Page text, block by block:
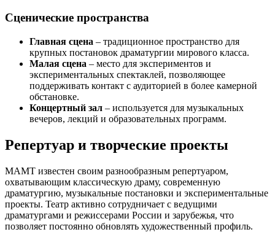
Сценические пространства
Главная сцена – традиционное пространство для
крупных постановок драматургии мирового класса.
Малая сцена – место для экспериментов и
экспериментальных спектаклей, позволяющее
поддерживать контакт с аудиторией в более камерной
обстановке.
Концертный зал – используется для музыкальных
вечеров, лекций и образовательных программ.
Репертуар и творческие проекты
МАМТ известен своим разнообразным репертуаром,
охватывающим классическую драму, современную
драматургию, музыкальные постановки и экспериментальные
проекты. Театр активно сотрудничает с ведущими
драматургами и режиссерами России и зарубежья, что
позволяет постоянно обновлять художественный профиль.